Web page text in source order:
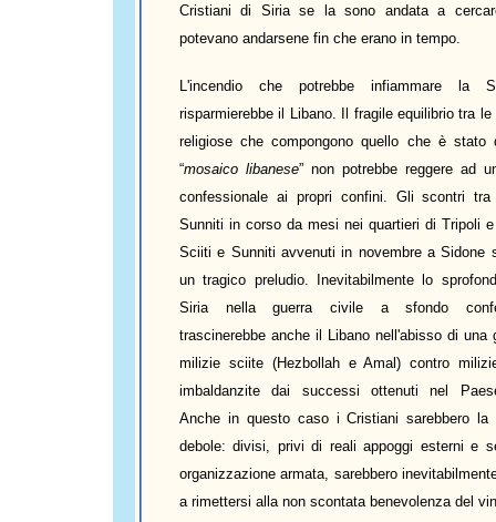
Cristiani di Siria se la sono andata a
potevano andarsene fin che erano in tempo.
L'incendio che potrebbe infiammare la
risparmierebbe il Libano. Il fragile equilibrio tra le
religiose che compongono quello che è stato
“mosaico libanese” non potrebbe reggere ad
confessionale ai propri confini. Gli scontri
Sunniti in corso da mesi nei quartieri di Tripoli
Sciiti e Sunniti avvenuti in novembre a Sidone
un tragico preludio. Inevitabilmente lo
Siria nella guerra civile a sfondo
trascinerebbe anche il Libano nell'abisso di una
milizie sciite (Hezbollah e Amal) contro
imbaldanzite dai successi ottenuti nel
Anche in questo caso i Cristiani sarebbero la
debole: divisi, privi di reali appoggi esterni e
organizzazione armata, sarebbero
a rimettersi alla non scontata benevolenza del